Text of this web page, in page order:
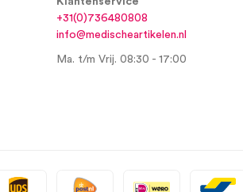
+31(0)736480808
info@medischeartikelen.nl
Ma. t/m Vrij. 08:30 - 17:00